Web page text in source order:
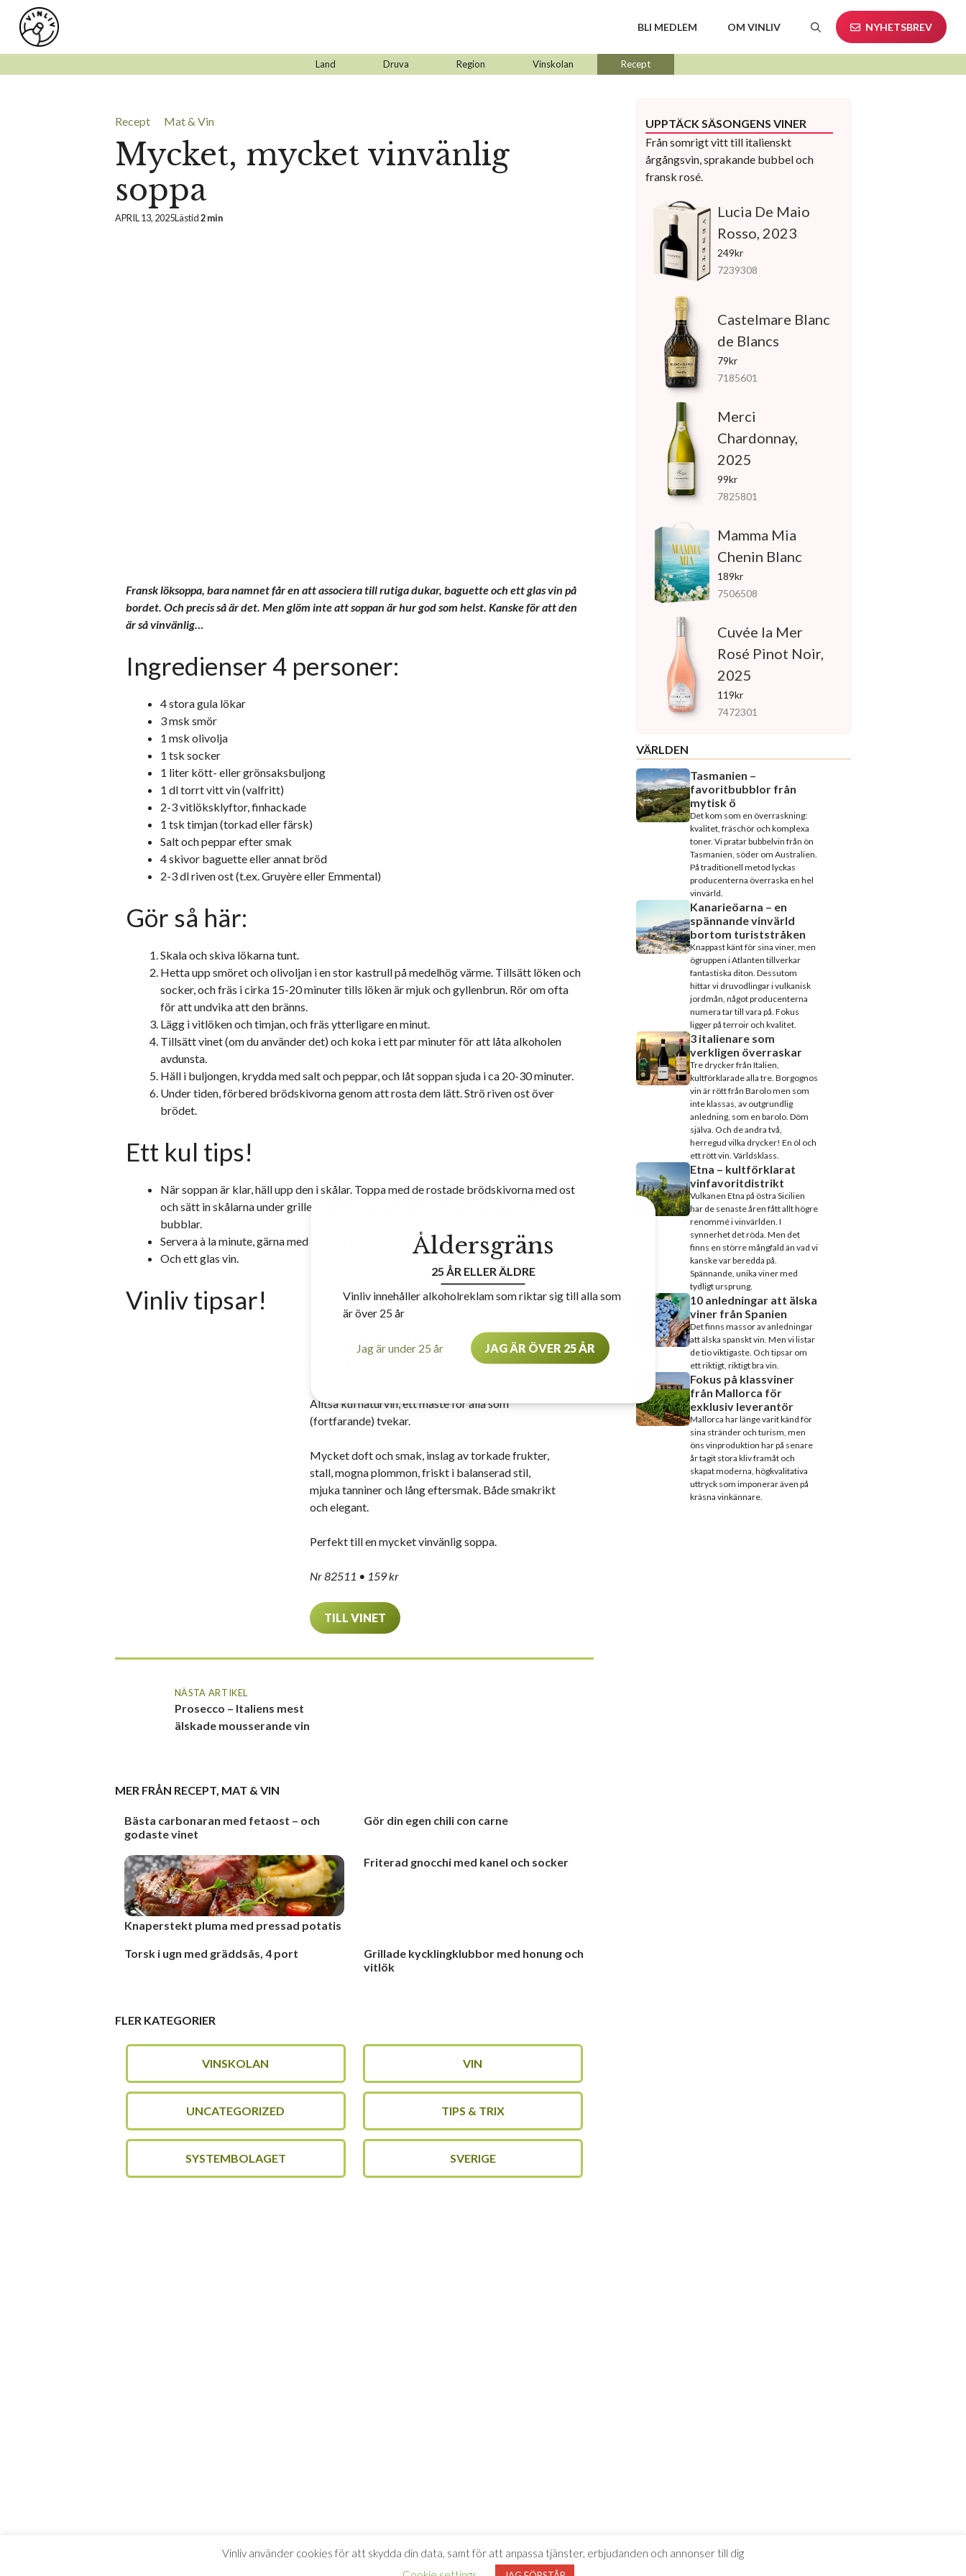
Hoppa
innehåll
BLI MEDLEM OM VINLIV NYHETSBREV
Land Druva Region Vinskolan Recept
Recept Mat & Vin
Mycket, mycket vinvänlig
soppa
APRIL 13, 2025Lästid2 min
Fransk löksoppa, bara namnet får en att associera till rutiga dukar, baguette och ett glas vin på
bordet. Och precis så är det. Men glöm inte att soppan är hur god som helst. Kanske för att den
är så vinvänlig…
Ingredienser 4 personer:
4 stora gula lökar
3 msk smör
1 msk olivolja
1 tsk socker
1 liter kött- eller grönsaksbuljong
1 dl torrt vitt vin (valfritt)
2-3 vitlöksklyftor, finhackade
1 tsk timjan (torkad eller färsk)
Salt och peppar efter smak
4 skivor baguette eller annat bröd
2-3 dl riven ost (t.ex. Gruyère eller Emmental)
Gör så här:
Skala och skiva lökarna tunt.
Hetta upp smöret och olivoljan i en stor kastrull på medelhög värme. Tillsätt löken och
socker, och fräs i cirka 15-20 minuter tills löken är mjuk och gyllenbrun. Rör om ofta
för att undvika att den bränns.
Lägg i vitlöken och timjan, och fräs ytterligare en minut.
Tillsätt vinet (om du använder det) och koka i ett par minuter för att låta alkoholen
avdunsta.
Häll i buljongen, krydda med salt och peppar, och låt soppan sjuda i ca 20-30 minuter.
Under tiden, förbered brödskivorna genom att rosta dem lätt. Strö riven ost över
brödet.
Ett kul tips!
När soppan är klar, häll upp den i skålar. Toppa med de rostade brödskivorna med ost
och sätt in skålarna under grillen i ugnen i några minuter tills osten smälter och
bubblar.
Servera à la minute, gärna med lite extra timjan som dekoration.
Och ett glas vin.
Vinliv tipsar!
Mr No Sulfite Beaujolais Villages,
Alltså kul naturvin, ett måste för alla som
(fortfarande) tvekar.
Mycket doft och smak, inslag av torkade frukter,
stall, mogna plommon, friskt i balanserad stil,
mjuka tanniner och lång eftersmak. Både smakrikt
och elegant.
Perfekt till en mycket vinvänlig soppa.
Nr 82511 • 159 kr
TILL VINET
NÄSTA ARTIKEL
Prosecco – Italiens mest
älskade mousserande vin
MER FRÅN RECEPT, MAT & VIN
Bästa carbonaran med fetaost – och
godaste vinet
Gör din egen chili con carne
Knaperstekt pluma med pressad potatis
Friterad gnocchi med kanel och socker
Torsk i ugn med gräddsås, 4 port
Grillade kycklingklubbor med honung och
vitlök
FLER KATEGORIER
VINSKOLAN VIN
UNCATEGORIZED TIPS & TRIX
SYSTEMBOLAGET SVERIGE
UPPTÄCK SÄSONGENS VINER
Från somrigt vitt till italienskt
årgångsvin, sprakande bubbel och
fransk rosé.
Lucia De Maio
Rosso, 2023
249kr
7239308
Castelmare Blanc
de Blancs
79kr
7185601
Merci
Chardonnay,
2025
99kr
7825801
Mamma Mia
Chenin Blanc
189kr
7506508
Cuvée la Mer
Rosé Pinot Noir,
2025
119kr
7472301
VÄRLDEN
Tasmanien –
favoritbubblor från
mytisk ö
Det kom som en överraskning:
kvalitet, fräschör och komplexa
toner. Vi pratar bubbelvin från ön
Tasmanien, söder om Australien.
På traditionell metod lyckas
producenterna överraska en hel
vinvärld.
Kanarieöarna – en
spännande vinvärld
bortom turiststråken
Knappast känt för sina viner, men
ögruppen i Atlanten tillverkar
fantastiska diton. Dessutom
hittar vi druvodlingar i vulkanisk
jordmån, något producenterna
numera tar till vara på. Fokus
ligger på terroir och kvalitet.
3 italienare som
verkligen överraskar
Tre drycker från Italien,
kultförklarade alla tre. Borgognos
vin är rött från Barolo men som
inte klassas, av outgrundlig
anledning, som en barolo. Döm
själva. Och de andra två,
herregud vilka drycker! En öl och
ett rött vin. Världsklass.
Etna – kultförklarat
vinfavoritdistrikt
Vulkanen Etna på östra Sicilien
har de senaste åren fått allt högre
renommé i vinvärlden. I
synnerhet det röda. Men det
finns en större mångfald än vad vi
kanske var beredda på.
Spännande, unika viner med
tydligt ursprung.
10 anledningar att älska
viner från Spanien
Det finns massor av anledningar
att älska spanskt vin. Men vi listar
de tio viktigaste. Och tipsar om
ett riktigt, riktigt bra vin.
Fokus på klassviner
från Mallorca för
exklusiv leverantör
Mallorca har länge varit känd för
sina stränder och turism, men
öns vinproduktion har på senare
år tagit stora kliv framåt och
skapat moderna, högkvalitativa
uttryck som imponerar även på
kräsna vinkännare.
Vinliv använder cookies för att skydda din data, samt för att anpassa tjänster, erbjudanden och annonser till dig
Åldersgräns
25 ÅR ELLER ÄLDRE
Vinliv innehåller alkoholreklam som riktar sig till alla som
är över 25 år
Jag är under 25 år JAG ÄR ÖVER 25 ÅR